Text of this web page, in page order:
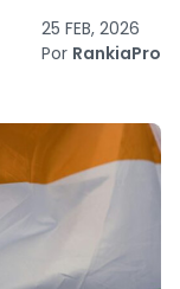
25 FEB, 2026
Por RankiaPro